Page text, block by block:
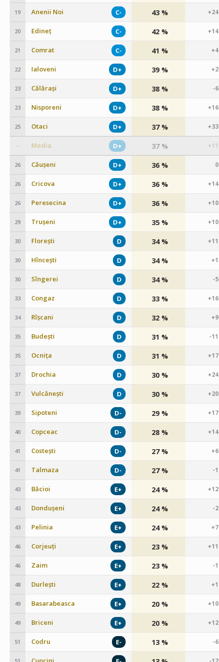
19 Anenii Noi C- 43 %
20 Edineț C- 42 %
21 Comrat C- 41 %
22 Ialoveni D+ 39 %
23 Călărași D+ 38 % -
23 Nisporeni D+ 38 %
25 Otaci D+ 37 %
– Media D+ 37 %
26 Căușeni D+ 36 %
26 Cricova D+ 36 %
26 Peresecina D+ 36 %
29 Trușeni D+ 35 %
30 Florești D 34 %
30 Hîncești D 34 %
30 Sîngerei D 34 % -
33 Congaz D 33 %
34 Rîșcani D 32 %
35 Budești D 31 % -
35 Ocnița D 31 %
37 Drochia D 30 %
37 Vulcănești D 30 %
39 Sipoteni D- 29 %
40 Copceac D- 28 %
41 Costești D- 27 %
41 Talmaza D- 27 % -
43 Băcioi E+ 24 %
43 Dondușeni E+ 24 % -
43 Pelinia E+ 24 %
46 Corjeuți E+ 23 %
46 Zaim E+ 23 % -
48 Durlești E+ 22 %
49 Basarabeasca E+ 20 %
49 Briceni E+ 20 %
51 Codru E- 13 % -